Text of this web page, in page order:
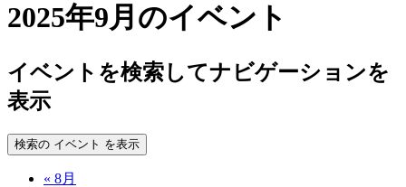
2025年9月のイベント
イベントを検索してナビゲーションを
表示
検索の イベント を表示
« 8月